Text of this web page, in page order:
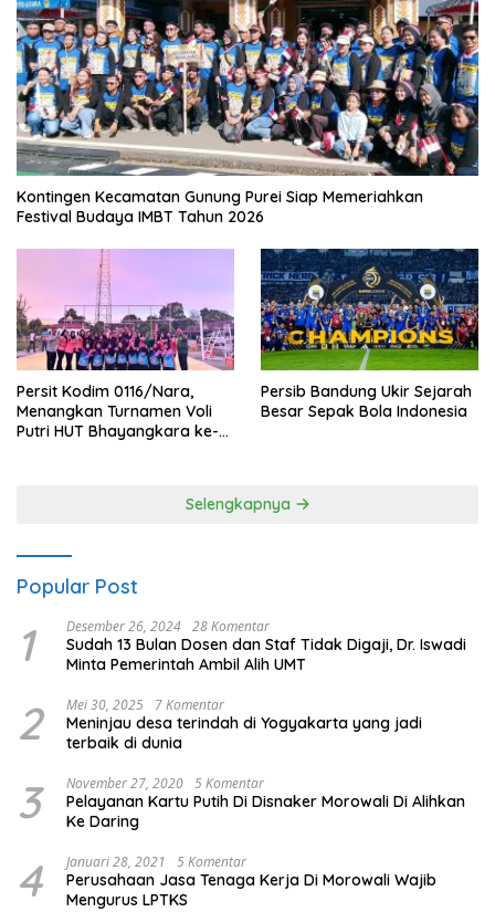
Kontingen Kecamatan Gunung Purei Siap Memeriahkan
Festival Budaya IMBT Tahun 2026
Persit Kodim 0116/Nara,
Menangkan Turnamen Voli
Putri HUT Bhayangkara ke-
Persib Bandung Ukir Sejarah
Besar Sepak Bola Indonesia
Selengkapnya
Popular Post
1 Desember 26, 2024 28 Komentar
Sudah 13 Bulan Dosen dan Staf Tidak Digaji, Dr. Iswadi
Minta Pemerintah Ambil Alih UMT
2 Mei 30, 2025 7 Komentar
Meninjau desa terindah di Yogyakarta yang jadi
terbaik di dunia
3 November 27, 2020 5 Komentar
Pelayanan Kartu Putih Di Disnaker Morowali Di Alihkan
Ke Daring
4 Januari 28, 2021 5 Komentar
Perusahaan Jasa Tenaga Kerja Di Morowali Wajib
Mengurus LPTKS